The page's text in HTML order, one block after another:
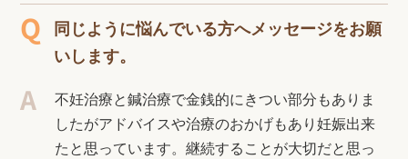
同じように悩んでいる方へメッセージをお願
いします。
不妊治療と鍼治療で金銭的にきつい部分もありま
したがアドバイスや治療のおかげもあり妊娠出来
たと思っています。継続することが大切だと思っ